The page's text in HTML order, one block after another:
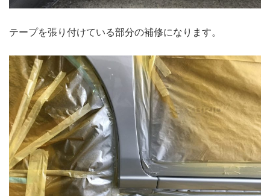
テープを張り付けている部分の補修になります。